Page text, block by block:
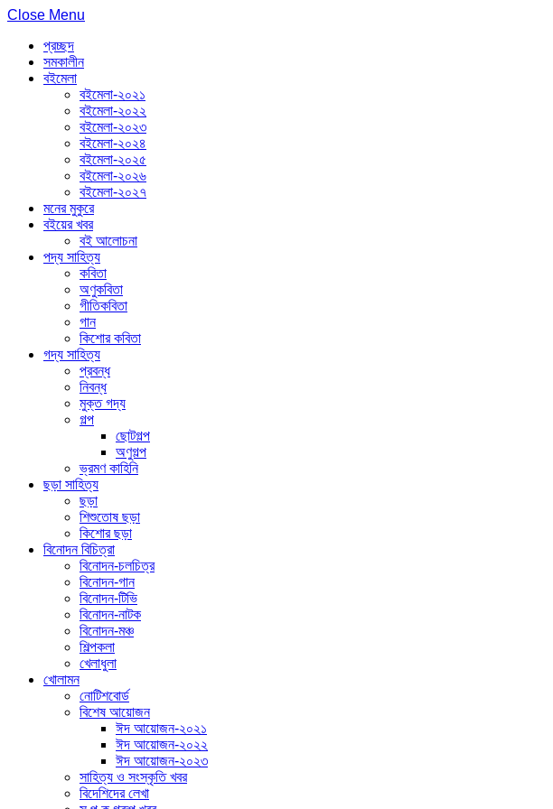
Close Menu
প্রচ্ছদ
সমকালীন
বইমেলা
বইমেলা-২০২১
বইমেলা-২০২২
বইমেলা-২০২৩
বইমেলা-২০২৪
বইমেলা-২০২৫
বইমেলা-২০২৬
বইমেলা-২০২৭
মনের মুকুরে
বইয়ের খবর
বই আলোচনা
পদ্য সাহিত্য
কবিতা
অণুকবিতা
গীতিকবিতা
গান
কিশোর কবিতা
গদ্য সাহিত্য
প্রবন্ধ
নিবন্ধ
মুক্ত গদ্য
গল্প
ছোটগল্প
অণুগল্প
ভ্রমণ কাহিনি
ছড়া সাহিত্য
ছড়া
শিশুতোষ ছড়া
কিশোর ছড়া
বিনোদন বিচিত্রা
বিনোদন-চলচিত্র
বিনোদন-গান
বিনোদন-টিভি
বিনোদন-নাটক
বিনোদন-মঞ্চ
শিল্পকলা
খেলাধুলা
খোলামন
নোটিশবোর্ড
বিশেষ আয়োজন
ঈদ আয়োজন-২০২১
ঈদ আয়োজন-২০২২
ঈদ আয়োজন-২০২৩
সাহিত্য ও সংস্কৃতি খবর
বিদেশিদের লেখা